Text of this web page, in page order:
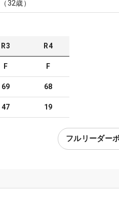
（32歳）
R3 R4
F F
69 68
47 19
フルリーダー